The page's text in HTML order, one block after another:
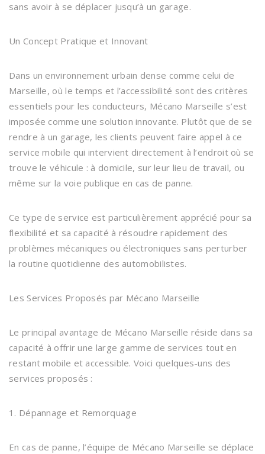
sans avoir à se déplacer jusqu’à un garage.
Un Concept Pratique et Innovant
Dans un environnement urbain dense comme celui de
Marseille, où le temps et l’accessibilité sont des critères
essentiels pour les conducteurs, Mécano Marseille s’est
imposée comme une solution innovante. Plutôt que de se
rendre à un garage, les clients peuvent faire appel à ce
service mobile qui intervient directement à l’endroit où se
trouve le véhicule : à domicile, sur leur lieu de travail, ou
même sur la voie publique en cas de panne.
Ce type de service est particulièrement apprécié pour sa
flexibilité et sa capacité à résoudre rapidement des
problèmes mécaniques ou électroniques sans perturber
la routine quotidienne des automobilistes.
Les Services Proposés par Mécano Marseille
Le principal avantage de Mécano Marseille réside dans sa
capacité à offrir une large gamme de services tout en
restant mobile et accessible. Voici quelques-uns des
services proposés :
1. Dépannage et Remorquage
En cas de panne, l’équipe de Mécano Marseille se déplace